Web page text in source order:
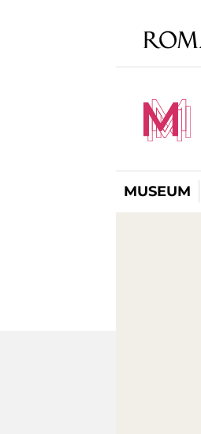
MUSEUM